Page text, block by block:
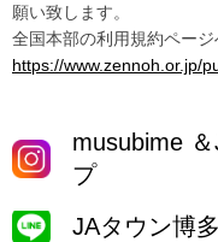
願い致します。
全国本部の利用規約ページ
https://www.zennoh.or.jp/
musubime
プ
JAタウン博